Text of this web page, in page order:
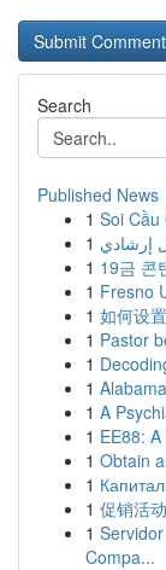
Search
Published News
1 Soi Cầu
1 إرشادي
1 19금 콘
1 Fresno
1 如何设
1 Pastor
1
1
1 A
1 EE88:
1 Obtain
1
1 促销活
1
Compa...